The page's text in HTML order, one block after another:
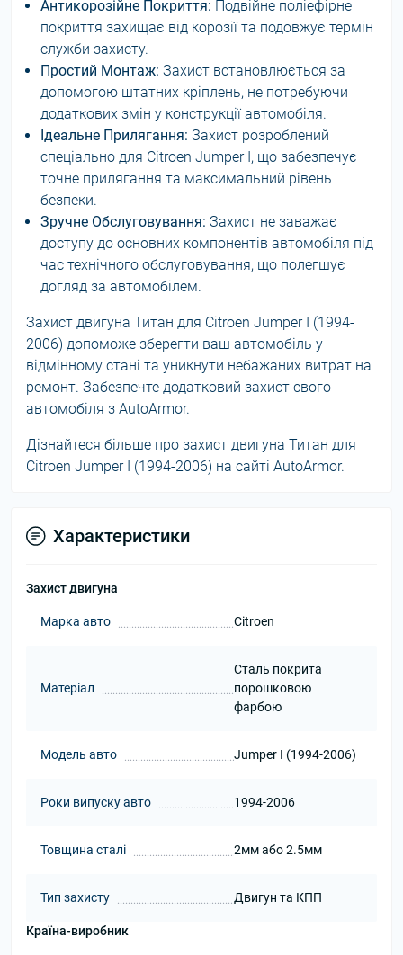
Антикорозійне Покриття: Подвійне поліефірне
покриття захищає від корозії та подовжує термін
служби захисту.
Простий Монтаж: Захист встановлюється за
допомогою штатних кріплень, не потребуючи
додаткових змін у конструкції автомобіля.
Ідеальне Прилягання: Захист розроблений
спеціально для Citroen Jumper I, що забезпечує
точне прилягання та максимальний рівень
безпеки.
Зручне Обслуговування: Захист не заважає
доступу до основних компонентів автомобіля під
час технічного обслуговування, що полегшує
догляд за автомобілем.
Захист двигуна Титан для Citroen Jumper I (1994-
2006) допоможе зберегти ваш автомобіль у
відмінному стані та уникнути небажаних витрат на
ремонт. Забезпечте додатковий захист свого
автомобіля з AutoArmor.
Дізнайтеся більше про захист двигуна Титан для
Citroen Jumper I (1994-2006) на сайті AutoArmor.
Характеристики
Захист двигуна
Марка авто Citroen
Матеріал
Сталь покрита
порошковою
фарбою
Модель авто Jumper I (1994-2006)
Роки випуску авто 1994-2006
Товщина сталі 2мм або 2.5мм
Тип захисту Двигун та КПП
Країна-виробник